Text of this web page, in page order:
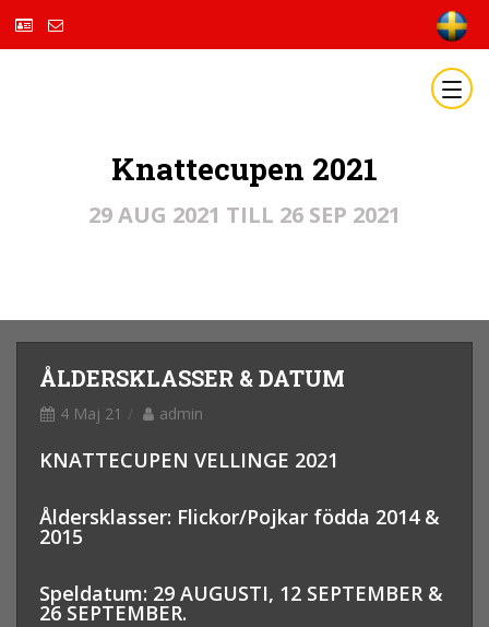
Knattecupen 2021
29 AUG 2021 TILL 26 SEP 2021
ÅLDERSKLASSER & DATUM
4 Maj 21 admin
KNATTECUPEN VELLINGE 2021
Åldersklasser: Flickor/Pojkar födda 2014 &
2015
Speldatum: 29 AUGUSTI, 12 SEPTEMBER &
26 SEPTEMBER.